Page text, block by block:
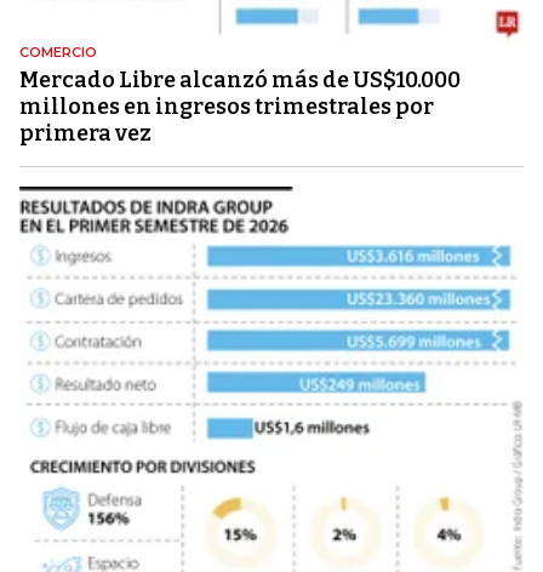
COMERCIO
Mercado Libre alcanzó más de US$10.000
millones en ingresos trimestrales por
primera vez